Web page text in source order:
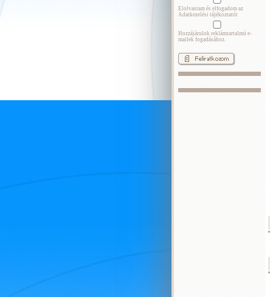
Elolvastam és elfogadom az
Adatkezelési tájékoztatót
Hozzájárulok reklámtartalmú e-
mailek fogadásához.